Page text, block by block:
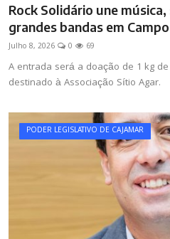
Rock Solidário une
grandes bandas em
Julho 8, 2026 0 69
A entrada será a doação de 1 kg
destinado à Associação Sítio Agar.
PODER LEGISLATIVO DE CAJAMAR